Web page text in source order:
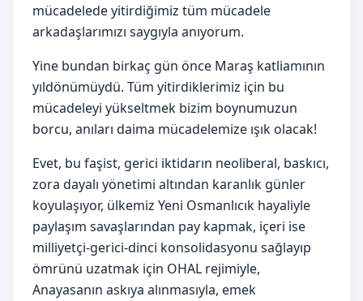
mücadelede yitirdiğimiz tüm mücadele
arkadaşlarımızı saygıyla anıyorum.
Yine bundan birkaç gün önce Maraş katliamının
yıldönümüydü. Tüm yitirdiklerimiz için bu
mücadeleyi yükseltmek bizim boynumuzun
borcu, anıları daima mücadelemize ışık olacak!
Evet, bu faşist, gerici iktidarın neoliberal, baskıcı,
zora dayalı yönetimi altından karanlık günler
koyulaşıyor, ülkemiz Yeni Osmanlıcık hayaliyle
paylaşım savaşlarından pay kapmak, içeri ise
milliyetçi-gerici-dinci konsolidasyonu sağlayıp
ömrünü uzatmak için OHAL rejimiyle,
Anayasanın askıya alınmasıyla, emek